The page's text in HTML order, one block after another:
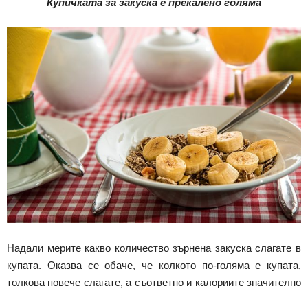
Надали мерите какво количество зърнена закуска слагате в
купата. Оказва се обаче, че колкото по-голяма е купата,
толкова повече слагате, а съответно и калориите значително